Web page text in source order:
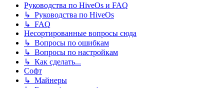
Руководства по HiveOs и FAQ
↳ Руководства по HiveOs
↳ FAQ
Несортированные вопросы сюда
↳ Вопросы по ошибкам
↳ Вопросы по настройкам
↳ Как сделать...
Софт
↳ Майнеры